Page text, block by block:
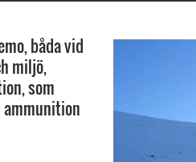
båda vid
miljö,
som